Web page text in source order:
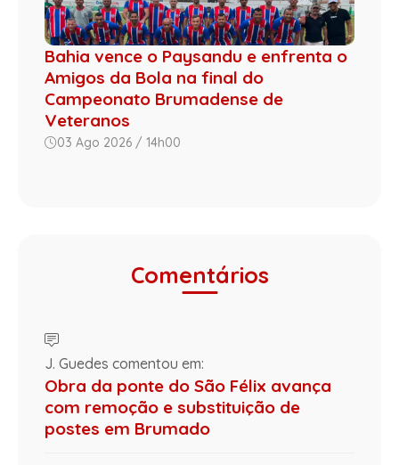
Bahia vence o Paysandu e enfrenta o
Amigos da Bola na final do
Campeonato Brumadense de
Veteranos
03 Ago 2026 / 14h00
Comentários
J. Guedes comentou em:
Obra da ponte do São Félix avança
com remoção e substituição de
postes em Brumado